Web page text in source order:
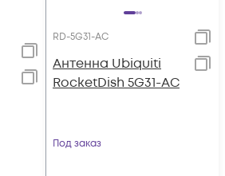
RD-5G31-AC
Антенна Ubiquiti
RocketDish 5G31-AC
Под заказ